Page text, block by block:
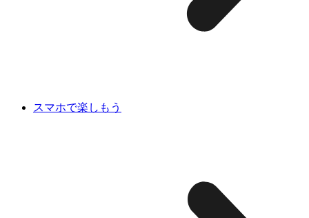
スマホで楽しもう